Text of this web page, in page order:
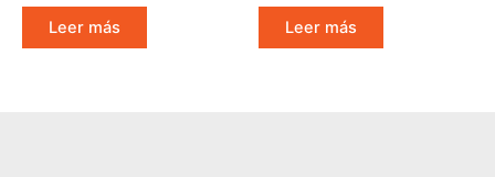
Leer más Leer más